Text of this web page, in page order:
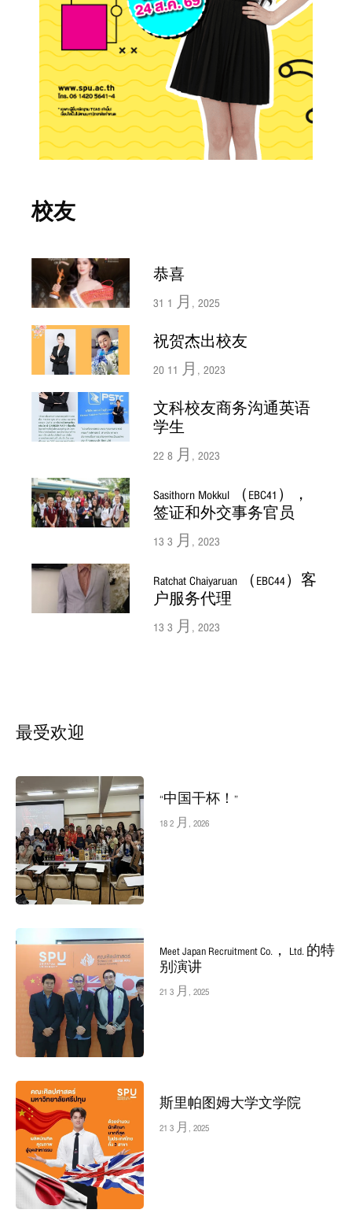
校友
恭喜
31 1 月, 2025
祝贺杰出校友
20 11 月, 2023
文科校友商务沟通英语
学生
22 8 月, 2023
Sasithorn Mokkul （EBC41），
签证和外交事务官员
13 3 月, 2023
Ratchat Chaiyaruan （EBC44）客
户服务代理
13 3 月, 2023
最受欢迎
“中国干杯！”
18 2 月, 2026
Meet Japan Recruitment Co.， Ltd. 的特
别演讲
21 3 月, 2025
斯里帕图姆大学文学院
21 3 月, 2025